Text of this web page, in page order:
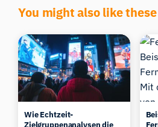
You might also like these
Wie Echtzeit-